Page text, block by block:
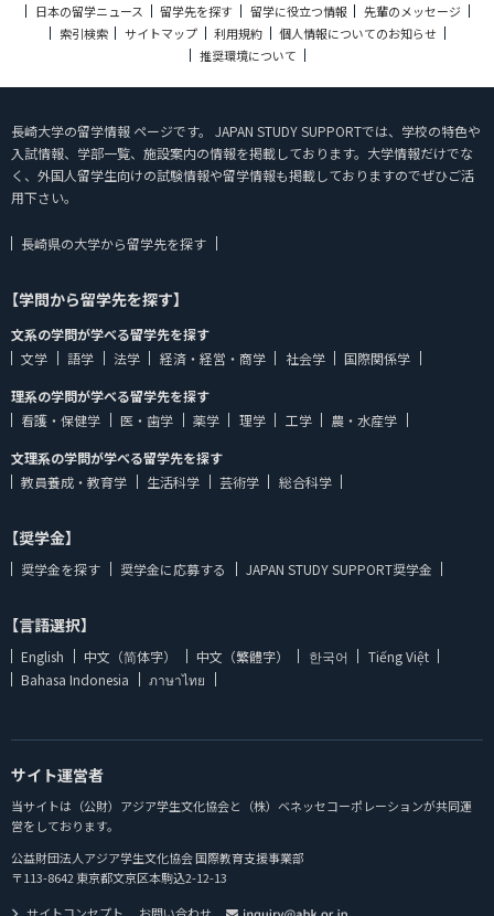
日本の留学ニュース 留学先を探す 留学に役立つ情報
先輩のメッセージ
索引検索
サイトマップ 利用規約
個人情報についてのお知らせ
推奨環境について
長崎大学の留学情報 ページです。 JAPAN STUDY SUPPORTでは、学校の特色や
入試情報、学部一覧、施設案内の情報を掲載しております。大学情報だけでな
く、外国人留学生向けの試験情報や留学情報も掲載しておりますのでぜひご活
用下さい。
長崎県の大学から留学先を探す
【学問から留学先を探す】
文系の学問が学べる留学先を探す
文学
語学 法学 経済・経営・商学 社会学
国際関係学
理系の学問が学べる留学先を探す
看護・保健学
医・歯学 薬学 理学 工学
農・水産学
文理系の学問が学べる留学先を探す
教員養成・教育学
生活科学 芸術学 総合科学
【奨学金】
奨学金を探す 奨学金に応募する JAPAN STUDY SUPPORT奨学金
【言語選択】
English 中文（简体字） 中文（繁體字） 한국어
Tiếng Việt
Bahasa Indonesia
ภาษาไทย
サイト運営者
当サイトは（公財）アジア学生文化協会と（株）ベネッセコーポレーションが共同運
営をしております。
公益財団法人アジア学生文化協会 国際教育支援事業部
〒113-8642 東京都文京区本駒込2-12-13